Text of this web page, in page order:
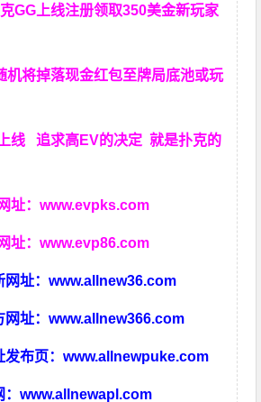
GG上线注册领取350美金新玩家
机将掉落现金红包至牌局底池或玩
线 追求高EV的决定就是扑克的
址：www.evpks.com
址：www.evp86.com
网址：www.allnew36.com
网址：www.allnew366.com
发布页：www.allnewpuke.com
：www.allnewapl.com